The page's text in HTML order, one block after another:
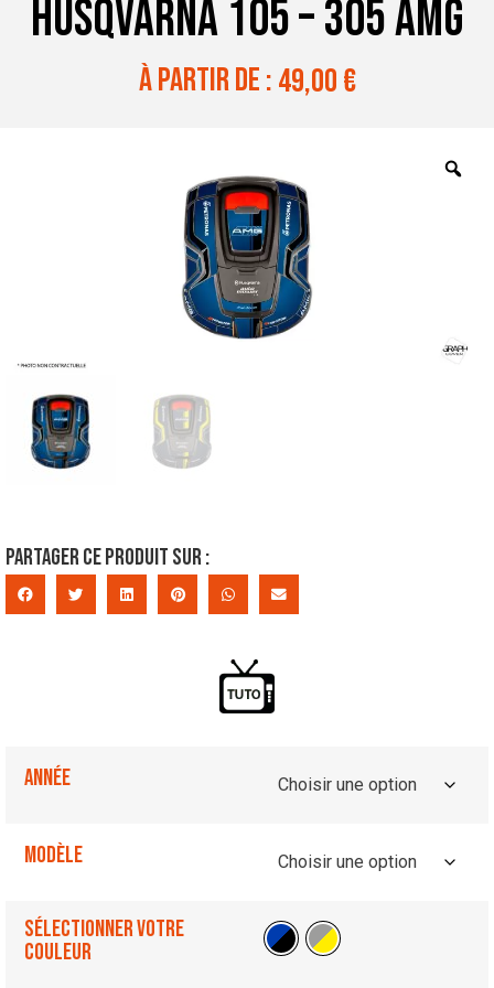
HUSQVARNA 105 – 305 AMG
à partir de :49,00€
Partager ce produit sur :
Année
Modèle
Sélectionner votre
couleur